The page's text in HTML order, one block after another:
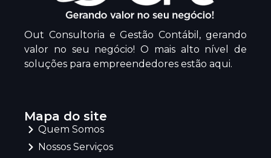
Out Consultoria e Gestão Contábil, gerando
valor no seu negócio! O mais alto nível de
soluções para empreendedores estão aqui.
Mapa do site
Quem Somos
Nossos Serviços